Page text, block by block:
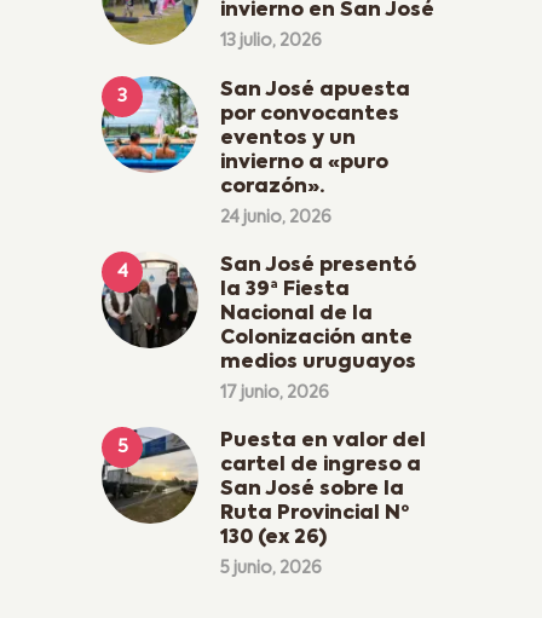
invierno en San José
13 julio, 2026
San José apuesta
por convocantes
eventos y un
invierno a «puro
corazón».
24 junio, 2026
San José presentó
la 39ª Fiesta
Nacional de la
Colonización ante
medios uruguayos
17 junio, 2026
Puesta en valor del
cartel de ingreso a
San José sobre la
Ruta Provincial Nº
130 (ex 26)
5 junio, 2026